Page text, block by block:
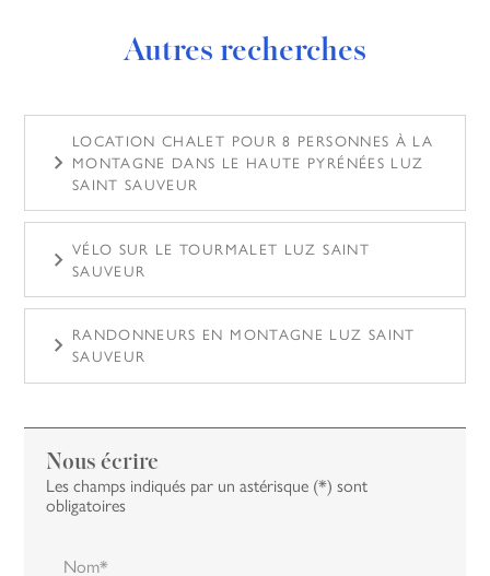
Autres recherches
LOCATION CHALET POUR 8 PERSONNES À LA
MONTAGNE DANS LE HAUTE PYRÉNÉES LUZ
SAINT SAUVEUR
VÉLO SUR LE TOURMALET LUZ SAINT
SAUVEUR
RANDONNEURS EN MONTAGNE LUZ SAINT
SAUVEUR
Nous écrire
Les champs indiqués par un astérisque (*) sont
obligatoires
Nom*